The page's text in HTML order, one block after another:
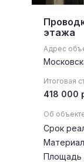
этажа
Об
Срок
Площадь
418 000
Итоговая
Адрес